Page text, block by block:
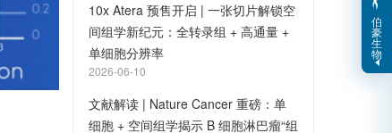
10x Atera 预售开启 | 一张切片解锁空
间组学新纪元：全转录组 + 高通量 +
单细胞分辨率
2026-06-10
文献解读 | Nature Cancer 重磅：单
细胞 + 空间组学揭示 B 细胞淋巴瘤“组
伯
豪
生
物